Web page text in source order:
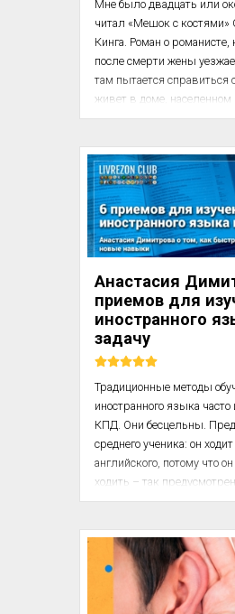
Мне было двадцать или
читал «Мешок с костями»
Кинга. Роман о романисте,
после смерти жены
там пытается справиться
живет в доме, населенном
и то и дело слышит, как
на стене над камином.
С этой мышью было что-то
каждый раз спотыкался об
Что именно Кинг пытается
Чучело мыши на стене,
решение, а главный герой
выглядит эксцентриком.
...
Анастасия
приемов для
иностранного
задачу
Традиционные методы
иностранного языка
КПД. Они бесцельны.
среднего ученика: он
английского, потому что
ходить – так
программой. Когда же
будь то деловые
зарубежными партнерами
исследование
продвинуться в нужном